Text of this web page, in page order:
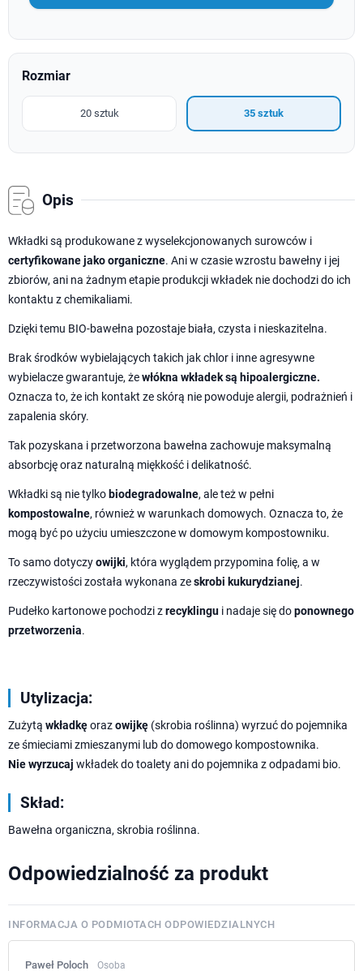
Rozmiar
20 sztuk 35 sztuk
Opis
Wkładki są produkowane z wyselekcjonowanych surowców i
certyfikowane jako organiczne. Ani w czasie wzrostu bawełny i jej
zbiorów, ani na żadnym etapie produkcji wkładek nie dochodzi do ich
kontaktu z chemikaliami.
Dzięki temu BIO-bawełna pozostaje biała, czysta i nieskazitelna.
Brak środków wybielających takich jak chlor i inne agresywne
wybielacze gwarantuje, żewłókna wkładek są hipoalergiczne.
Oznacza to, że ich kontakt ze skórą nie powoduje alergii, podrażnień i
zapalenia skóry.
Tak pozyskana i przetworzona bawełna zachowuje maksymalną
absorbcję oraz naturalną miękkość i delikatność.
Wkładki są nie tylko biodegradowalne, ale też w pełni
kompostowalne, również w warunkach domowych. Oznacza to, że
mogą być po użyciu umieszczone w domowym kompostowniku.
To samo dotyczyowijki, która wyglądem przypomina folię, a w
rzeczywistości została wykonana zeskrobi kukurydzianej.
Pudełko kartonowe pochodzi zrecyklingu i nadaje się doponownego
przetworzenia.
Utylizacja:
Zużytą wkładkęorazowijkę (skrobia roślinna) wyrzuć do pojemnika
ze śmieciami zmieszanymi lub do domowego kompostownika.
Nie wyrzucaj wkładek do toalety ani do pojemnika z odpadami bio.
Skład:
Bawełna organiczna, skrobia roślinna.
Odpowiedzialność za produkt
INFORMACJA O PODMIOTACH ODPOWIEDZIALNYCH
Paweł Poloch Osoba